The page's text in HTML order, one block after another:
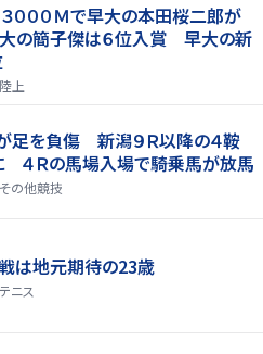
０００Ｍで早大の本田桜二郎が
の簡子傑は６位入賞 早大の新
陸上
足を負傷 新潟９Ｒ以降の４鞍
４Ｒの馬場入場で騎乗馬が放馬
その他競技
は地元期待の23歳
テニス